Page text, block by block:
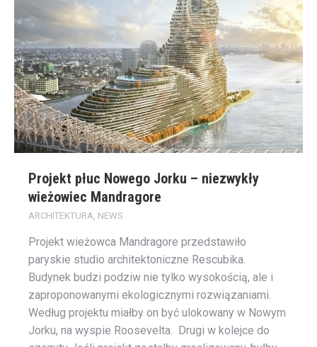
Projekt płuc Nowego Jorku – niezwykły
wieżowiec Mandragore
ARCHITEKTURA, NEWS
Projekt wieżowca Mandragore przedstawiło
paryskie studio architektoniczne Rescubika.
Budynek budzi podziw nie tylko wysokością, ale i
zaproponowanymi ekologicznymi rozwiązaniami.
Według projektu miałby on być ulokowany w Nowym
Jorku, na wyspie Roosevelta. Drugi w kolejce do